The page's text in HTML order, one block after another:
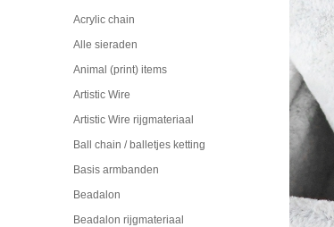
Acrylic chain
Alle sieraden
Animal (print) items
Artistic Wire
Artistic Wire rijgmateriaal
Ball chain / balletjes ketting
Basis armbanden
Beadalon
Beadalon rijgmateriaal